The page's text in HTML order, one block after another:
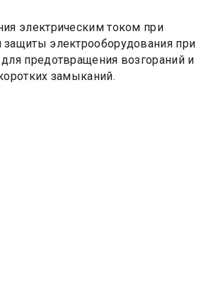
электрическим током при
электрооборудования при
предотвращения возгораний и
замыканий.